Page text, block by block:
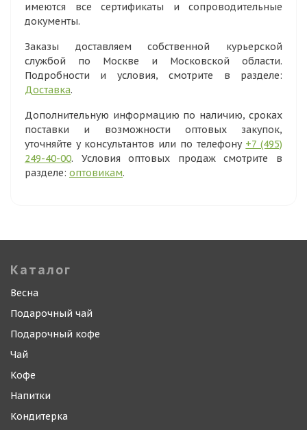
имеются все сертификаты и сопроводительные
документы.
Заказы доставляем собственной курьерской
службой по Москве и Московской области.
Подробности и условия, смотрите в разделе:
Доставка.
Дополнительную информацию по наличию, сроках
поставки и возможности оптовых закупок,
уточняйте у консультантов или по телефону +7 (495)
249-40-00. Условия оптовых продаж смотрите в
разделе: оптовикам.
Каталог
Весна
Подарочный чай
Подарочный кофе
Чай
Кофе
Напитки
Кондитерка